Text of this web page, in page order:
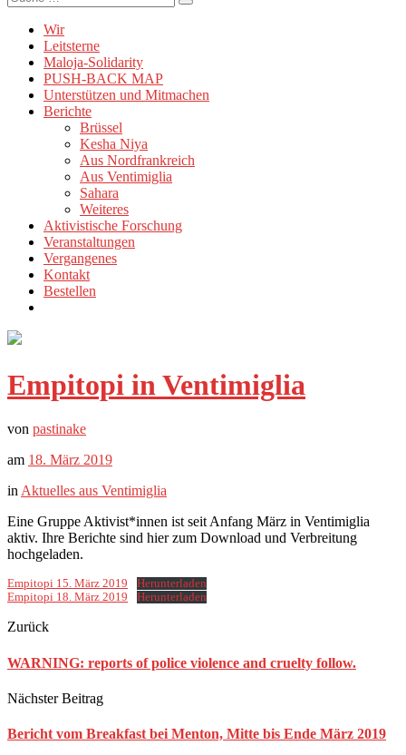
Suche
Wir
Leitsterne
Maloja-Solidarity
PUSH-BACK MAP
Unterstützen und Mitmachen
Berichte
Brüssel
Kesha Niya
Aus Nordfrankreich
Aus Ventimiglia
Sahara
Weiteres
Aktivistische Forschung
Veranstaltungen
Vergangenes
Kontakt
Bestellen
Empitopi in Ventimiglia
von pastinake
am 18. März 2019
in Aktuelles aus Ventimiglia
Eine Gruppe Aktivist*innen ist seit Anfang März in Ventimiglia
aktiv. Ihre Berichte sind hier zum Download und Verbreitung
hochgeladen.
Empitopi 15. März 2019
Herunterladen
Empitopi 18. März 2019
Herunterladen
Zurück
WARNING: reports of police violence and cruelty follow.
Nächster Beitrag
Bericht vom Breakfast bei Menton, Mitte bis Ende März 2019